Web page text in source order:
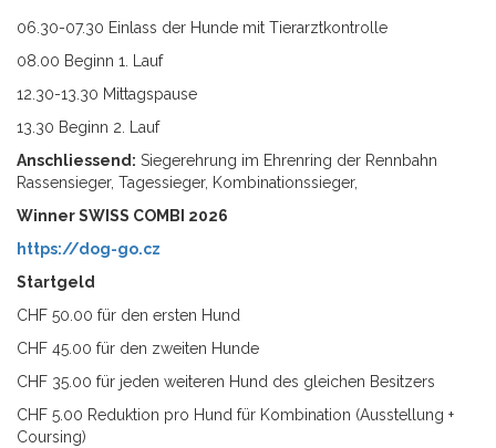
06.30-07.30 Einlass der Hunde mit Tierarztkontrolle
08.00 Beginn 1. Lauf
12.30-13.30 Mittagspause
13.30 Beginn 2. Lauf
Anschliessend: Siegerehrung im Ehrenring der Rennbahn
Rassensieger, Tagessieger, Kombinationssieger,
Winner SWISS COMBI 2026
https://dog-go.cz
Startgeld
CHF 50.00 für den ersten Hund
CHF 45.00 für den zweiten Hunde
CHF 35.00 für jeden weiteren Hund des gleichen Besitzers
CHF 5.00 Reduktion pro Hund für Kombination (Ausstellung +
Coursing)